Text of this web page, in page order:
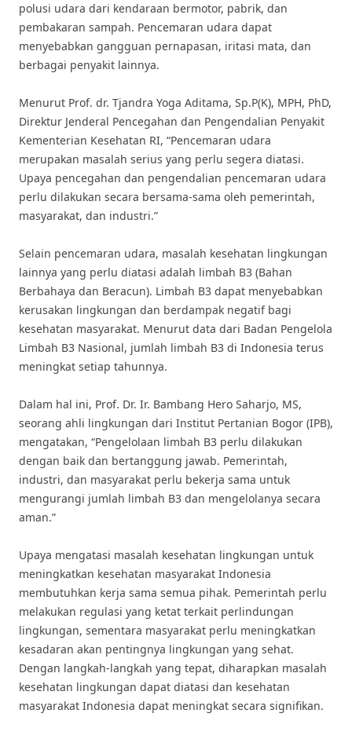
polusi udara dari kendaraan bermotor, pabrik, dan
pembakaran sampah. Pencemaran udara dapat
menyebabkan gangguan pernapasan, iritasi mata, dan
berbagai penyakit lainnya.
Menurut Prof. dr. Tjandra Yoga Aditama, Sp.P(K), MPH, PhD,
Direktur Jenderal Pencegahan dan Pengendalian Penyakit
Kementerian Kesehatan RI, “Pencemaran udara
merupakan masalah serius yang perlu segera diatasi.
Upaya pencegahan dan pengendalian pencemaran udara
perlu dilakukan secara bersama-sama oleh pemerintah,
masyarakat, dan industri.”
Selain pencemaran udara, masalah kesehatan lingkungan
lainnya yang perlu diatasi adalah limbah B3 (Bahan
Berbahaya dan Beracun). Limbah B3 dapat menyebabkan
kerusakan lingkungan dan berdampak negatif bagi
kesehatan masyarakat. Menurut data dari Badan Pengelola
Limbah B3 Nasional, jumlah limbah B3 di Indonesia terus
meningkat setiap tahunnya.
Dalam hal ini, Prof. Dr. Ir. Bambang Hero Saharjo, MS,
seorang ahli lingkungan dari Institut Pertanian Bogor (IPB),
mengatakan, “Pengelolaan limbah B3 perlu dilakukan
dengan baik dan bertanggung jawab. Pemerintah,
industri, dan masyarakat perlu bekerja sama untuk
mengurangi jumlah limbah B3 dan mengelolanya secara
aman.”
Upaya mengatasi masalah kesehatan lingkungan untuk
meningkatkan kesehatan masyarakat Indonesia
membutuhkan kerja sama semua pihak. Pemerintah perlu
melakukan regulasi yang ketat terkait perlindungan
lingkungan, sementara masyarakat perlu meningkatkan
kesadaran akan pentingnya lingkungan yang sehat.
Dengan langkah-langkah yang tepat, diharapkan masalah
kesehatan lingkungan dapat diatasi dan kesehatan
masyarakat Indonesia dapat meningkat secara signifikan.